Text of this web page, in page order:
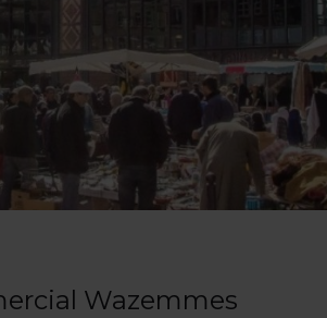
Wazemmes